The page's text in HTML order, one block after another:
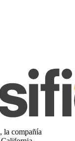
la compañía